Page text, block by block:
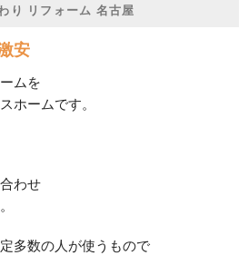
り リフォーム 名古屋
安
ムを
ホームです。
わせ
多数の人が使うもので